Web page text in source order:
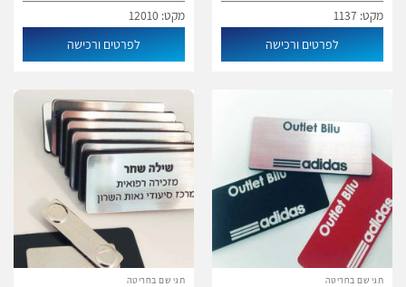
מקט: 1137
לפרטים ורכישה
מקט: 12010
לפרטים ורכישה
תגי שם בחריטה תגי שם בחריטה